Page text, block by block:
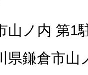
山ノ内 第1
県鎌倉市山